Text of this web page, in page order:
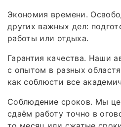
Экономия времени.
других важных дел:
работы или отдыха.
Гарантия качества. Наши
с опытом в разных
как соблюсти все
Соблюдение сроков. Мы
сдаём работу точно в